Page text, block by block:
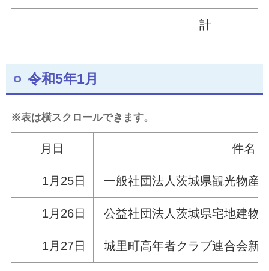
計
令和5年1月
※表は横スクロールできます。
月日 件名
1月25日 一般社団法人茨城県観光物産
1月26日 公益社団法人茨城県宅地建物
1月27日 城里町高年者クラブ連合会